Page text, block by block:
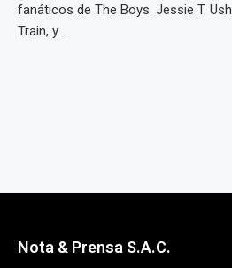
fanáticos de The Boys. Jessie T.
Train, y ...
Nota & Prensa S.A.C.